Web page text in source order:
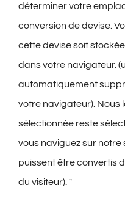
déterminer votre
conversion de devise.
cette devise soit
dans votre navigateur.
automatiquement
votre navigateur). Nous
sélectionnée reste
vous naviguez sur notre
puissent être convertis
du visiteur). "